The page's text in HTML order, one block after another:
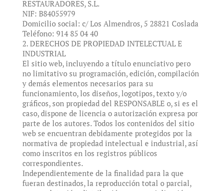
RESTAURADORES, S.L.
NIF: B84055979
Domicilio social: c/ Los Almendros, 5 28821 Coslada
Teléfono: 914 85 04 40
2. DERECHOS DE PROPIEDAD INTELECTUAL E
INDUSTRIAL
El sitio web, incluyendo a título enunciativo pero
no limitativo su programación, edición, compilación
y demás elementos necesarios para su
funcionamiento, los diseños, logotipos, texto y/o
gráficos, son propiedad del RESPONSABLE o, si es el
caso, dispone de licencia o autorización expresa por
parte de los autores. Todos los contenidos del sitio
web se encuentran debidamente protegidos por la
normativa de propiedad intelectual e industrial, así
como inscritos en los registros públicos
correspondientes.
Independientemente de la finalidad para la que
fueran destinados, la reproducción total o parcial,